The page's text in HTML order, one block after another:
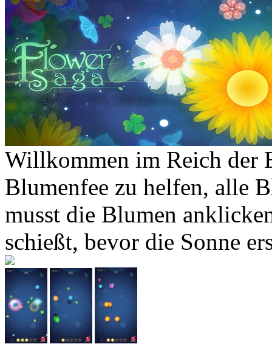
Willkommen im Reich der
Blumenfee zu helfen, alle
musst die Blumen
schießt, bevor die Sonne